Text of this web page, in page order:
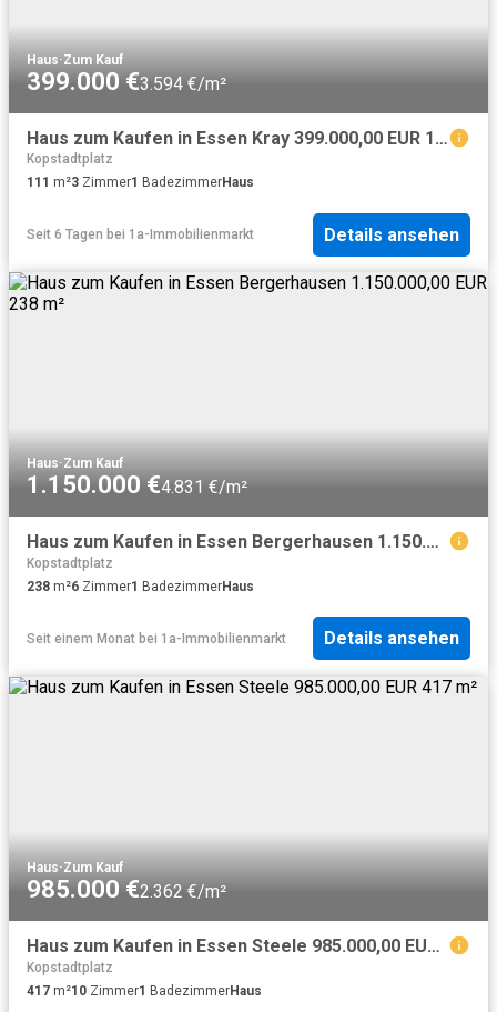
Haus·Zum Kauf
399.000 €3.594 €/m²
Haus zum Kaufen in Essen Kray 399.000,00 EUR 111.83 m²
Kopstadtplatz
111 m²3 Zimmer1 BadezimmerHaus
Seit 6 Tagen bei 1a-Immobilienmarkt Details ansehen
Haus·Zum Kauf
1.150.000 €4.831 €/m²
Haus zum Kaufen in Essen Bergerhausen 1.150.000,00 EUR 238 m²
Kopstadtplatz
238 m²6 Zimmer1 BadezimmerHaus
Seit einem Monat bei 1a-Immobilienmarkt Details ansehen
Haus·Zum Kauf
985.000 €2.362 €/m²
Haus zum Kaufen in Essen Steele 985.000,00 EUR 417 m²
Kopstadtplatz
417 m²10 Zimmer1 BadezimmerHaus